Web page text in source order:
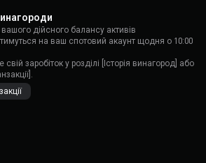
дійсного балансу активів
на ваш спотовий акаунт щодня о 10:00
свій заробіток у розділі [Історія винагород] або